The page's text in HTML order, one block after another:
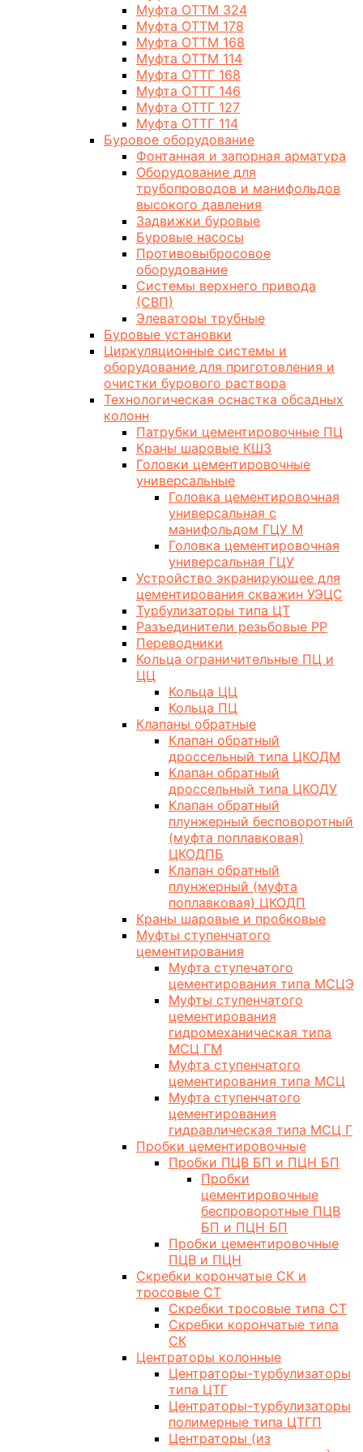
Муфта ОТТМ 324
Муфта ОТТМ 178
Муфта ОТТМ 168
Муфта ОТТМ 114
Муфта ОТТГ 168
Муфта ОТТГ 146
Муфта ОТТГ 127
Муфта ОТТГ 114
Буровое оборудование
Фонтанная и запорная арматура
Оборудование для
трубопроводов и манифольдов
высокого давления
Задвижки буровые
Буровые насосы
Противовыбросовое
оборудование
Системы верхнего привода
(СВП)
Элеваторы трубные
Буровые установки
Циркуляционные системы и
оборудование для приготовления и
очистки бурового раствора
Технологическая оснастка обсадных
колонн
Патрубки цементировочные ПЦ
Краны шаровые КШЗ
Головки цементировочные
универсальные
Головка цементировочная
универсальная с
манифольдом ГЦУ М
Головка цементировочная
универсальная ГЦУ
Устройство экранирующее для
цементирования скважин УЭЦС
Турбулизаторы типа ЦТ
Разъединители резьбовые РР
Переводники
Кольца ограничительные ПЦ и
ЦЦ
Кольца ЦЦ
Кольца ПЦ
Клапаны обратные
Клапан обратный
дроссельный типа ЦКОДМ
Клапан обратный
дроссельный типа ЦКОДУ
Клапан обратный
плунжерный бесповоротный
(муфта поплавковая)
ЦКОДПБ
Клапан обратный
плунжерный (муфта
поплавковая) ЦКОДП
Краны шаровые и пробковые
Муфты ступенчатого
цементирования
Муфта ступечатого
цементирования типа МСЦЭ
Муфты ступенчатого
цементирования
гидромеханическая типа
МСЦ ГМ
Муфта ступенчатого
цементирования типа МСЦ
Муфта ступенчатого
цементирования
гидравлическая типа МСЦ Г
Пробки цементировочные
Пробки ПЦВ БП и ПЦН БП
Пробки
цементировочные
беспроворотные ПЦВ
БП и ПЦН БП
Пробки цементировочные
ПЦВ и ПЦН
Скребки корончатые СК и
тросовые СТ
Скребки тросовые типа СТ
Скребки корончатые типа
СК
Центраторы колонные
Центраторы-турбулизаторы
типа ЦТГ
Центраторы-турбулизаторы
полимерные типа ЦТГП
Центраторы (из